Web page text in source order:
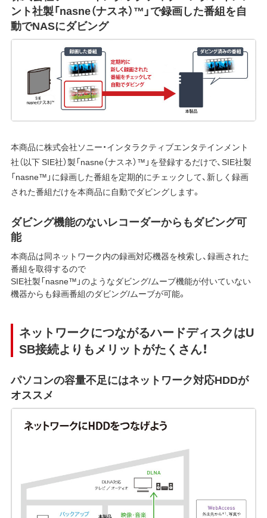
ント社製「nasne（ナスネ）™」で録画した番組を自
動でNASにダビング
本商品に株式会社ソニー・インタラクティブエンタテインメント
社（以下 SIE社）製「nasne（ナスネ）™」を登録するだけで、SIE社製
「nasne™」に録画した番組を定期的にチェックして、新しく録画
された番組だけを本商品に自動でダビングします。
ダビング機能のないレコーダーからもダビング可
能
本商品は同ネットワーク内の録画対応機器を検索し、録画された
番組を取得するので
SIE社製「nasne™」のようなダビング/ムーブ機能が付いていない
機器からも録画番組のダビング/ムーブが可能。
ネットワークにつながるハードディスクはU
SB接続よりもメリットがたくさん！
パソコンの容量不足にはネットワーク対応HDDが
オススメ